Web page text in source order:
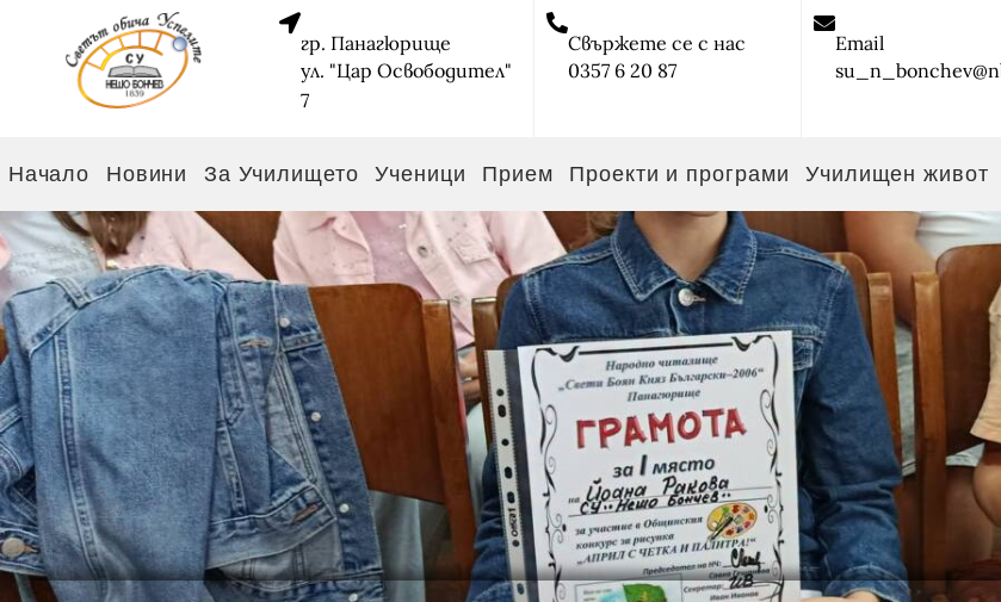
гр. Панагюрище
ул. "Цар Освободител"
7
Свържете се с нас
0357 6 20 87
Email
Начало Новини За Училището Ученици Прием Проекти и програми Училищен живот